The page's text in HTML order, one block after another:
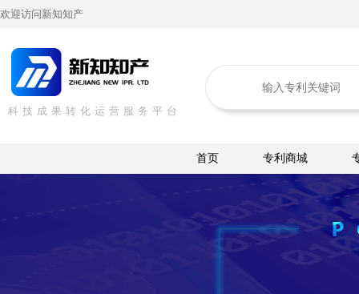
欢迎访问新知知产
科技成果转化运营服务平台
首页 专利商城